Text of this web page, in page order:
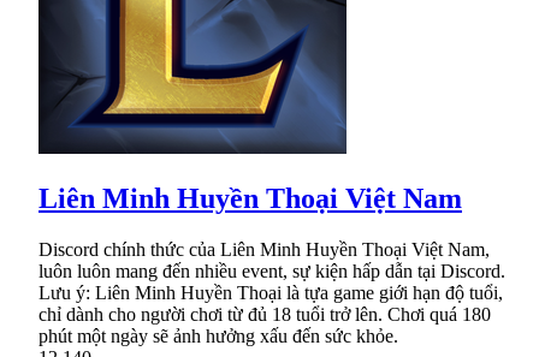
Liên Minh Huyền Thoại Việt Nam
Discord chính thức của Liên Minh Huyền Thoại Việt Nam,
luôn luôn mang đến nhiều event, sự kiện hấp dẫn tại Discord.
Lưu ý: Liên Minh Huyền Thoại là tựa game giới hạn độ tuổi,
chỉ dành cho người chơi từ đủ 18 tuổi trở lên. Chơi quá 180
phút một ngày sẽ ảnh hưởng xấu đến sức khỏe.